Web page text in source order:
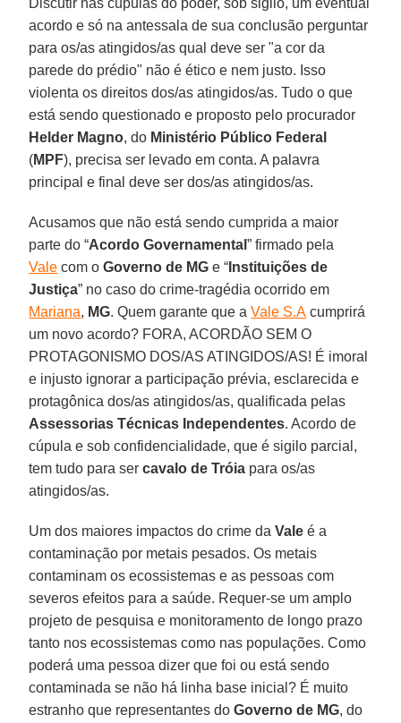
acordo e só na antessala de sua conclusão perguntar
para os/as atingidos/as qual deve ser "a cor da
parede do prédio" não é ético e nem justo. Isso
violenta os direitos dos/as atingidos/as. Tudo o que
está sendo questionado e proposto pelo procurador
Helder Magno, do Ministério Público Federal
(MPF), precisa ser levado em conta. A palavra
principal e final deve ser dos/as atingidos/as.
Acusamos que não está sendo cumprida a maior
parte do “Acordo Governamental” firmado pela
Vale com oGoverno de MG e “ Instituições de
Justiça” no caso do crime-tragédia ocorrido em
Mariana, MG. Quem garante que aVale S.A cumprirá
um novo acordo? FORA, ACORDÃO SEM O
PROTAGONISMO DOS/AS ATINGIDOS/AS! É imoral
e injusto ignorar a participação prévia, esclarecida e
protagônica dos/as atingidos/as, qualificada pelas
Assessorias Técnicas Independentes. Acordo de
cúpula e sob confidencialidade, que é sigilo parcial,
tem tudo para sercavalo de Tróia para os/as
atingidos/as.
Um dos maiores impactos do crime daVale é a
contaminação por metais pesados. Os metais
contaminam os ecossistemas e as pessoas com
severos efeitos para a saúde. Requer-se um amplo
projeto de pesquisa e monitoramento de longo prazo
tanto nos ecossistemas como nas populações. Como
poderá uma pessoa dizer que foi ou está sendo
contaminada se não há linha base inicial? É muito
estranho que representantes doGoverno de MG, do